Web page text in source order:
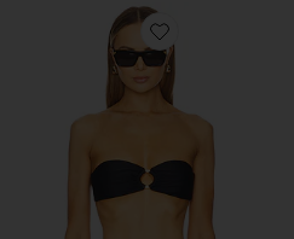
Favorite BINX トップ